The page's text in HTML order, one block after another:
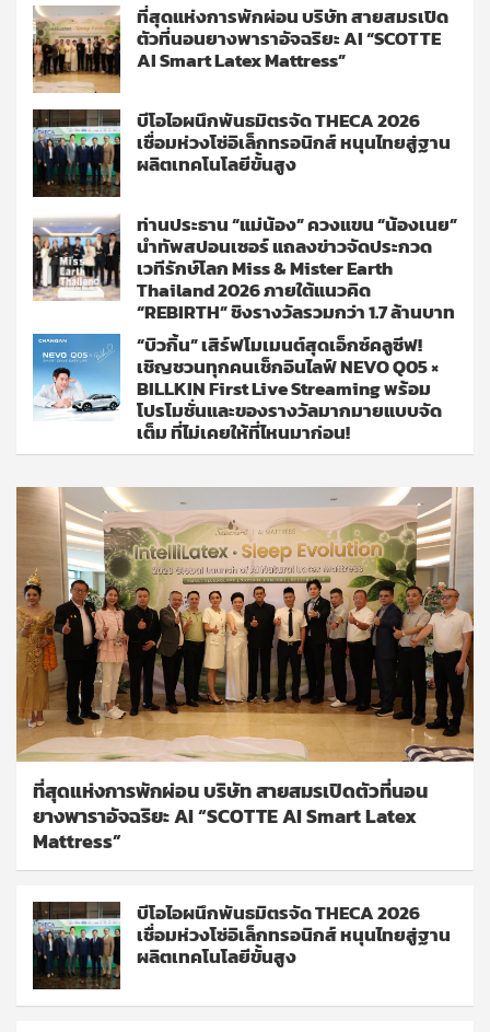
ที่สุดแห่งการพักผ่อน บริษัท สายสมรเปิด
ตัวที่นอนยางพาราอัจฉริยะ AI “SCOTTE
AI Smart Latex Mattress”
บีโอไอผนึกพันธมิตรจัด THECA 2026
เชื่อมห่วงโซ่อิเล็กทรอนิกส์ หนุนไทยสู่ฐาน
ผลิตเทคโนโลยีขั้นสูง
ท่านประธาน “แม่น้อง” ควงแขน “น้องเนย”
นำทัพสปอนเซอร์ แถลงข่าวจัดประกวด
เวทีรักษ์โลก Miss & Mister Earth
Thailand 2026 ภายใต้แนวคิด
“REBIRTH” ชิงรางวัลรวมกว่า 1.7 ล้านบาท
“บิวกิ้น” เสิร์ฟโมเมนต์สุดเอ็กซ์คลูซีฟ!
เชิญชวนทุกคนเช็กอินไลฟ์ NEVO Q05 ×
BILLKIN First Live Streaming พร้อม
โปรโมชั่นและของรางวัลมากมายแบบจัด
เต็ม ที่ไม่เคยให้ที่ไหนมาก่อน!
ที่สุดแห่งการพักผ่อน บริษัท สายสมรเปิดตัวที่นอน
ยางพาราอัจฉริยะ AI “SCOTTE AI Smart Latex
Mattress”
บีโอไอผนึกพันธมิตรจัด THECA 2026
เชื่อมห่วงโซ่อิเล็กทรอนิกส์ หนุนไทยสู่ฐาน
ผลิตเทคโนโลยีขั้นสูง